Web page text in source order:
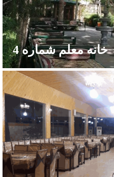
خانه معلم شماره 4